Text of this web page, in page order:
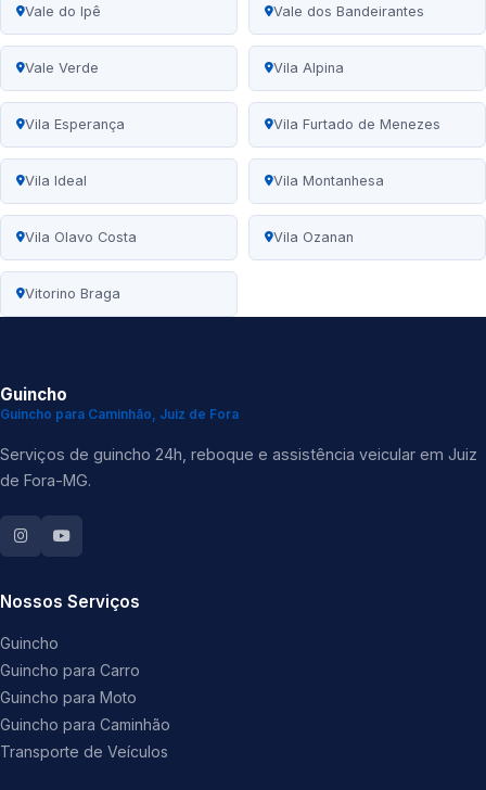
Vale do Ipê Vale dos Bandeirantes
Vale Verde Vila Alpina
Vila Esperança Vila Furtado de Menezes
Vila Ideal Vila Montanhesa
Vila Olavo Costa Vila Ozanan
Vitorino Braga
Guincho
Guincho para Caminhão, Juiz de Fora
Serviços de guincho 24h, reboque e assistência veicular em Juiz
de Fora-MG.
Nossos Serviços
Guincho
Guincho para Carro
Guincho para Moto
Guincho para Caminhão
Transporte de Veículos